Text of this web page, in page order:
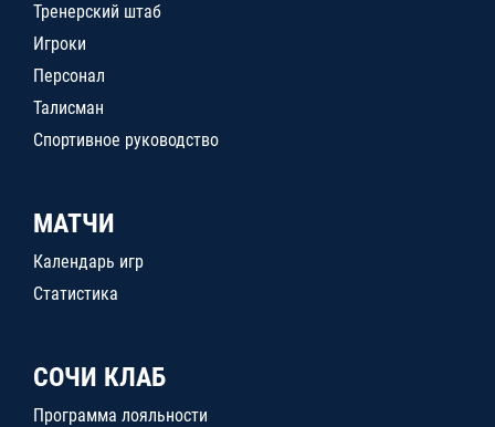
Тренерский штаб
Игроки
Персонал
Талисман
Спортивное руководство
МАТЧИ
Календарь игр
Статистика
СОЧИ КЛАБ
Программа лояльности